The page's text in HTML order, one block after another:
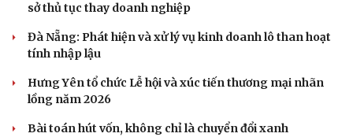
sở thủ tục thay doanh nghiệp
Đà Nẵng: Phát hiện và xử lý vụ kinh doanh lô than hoạt
tính nhập lậu
Hưng Yên tổ chức Lễ hội và xúc tiến thương mại nhãn
lồng năm 2026
Bài toán hút vốn, không chỉ là chuyển đổi xanh